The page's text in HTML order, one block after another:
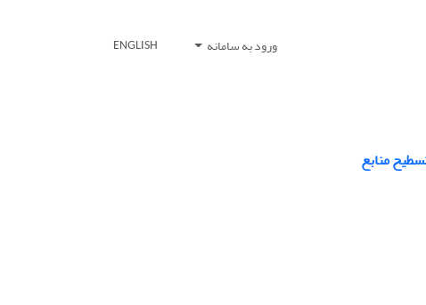
ورود به سامانه ENGLISH
منابع